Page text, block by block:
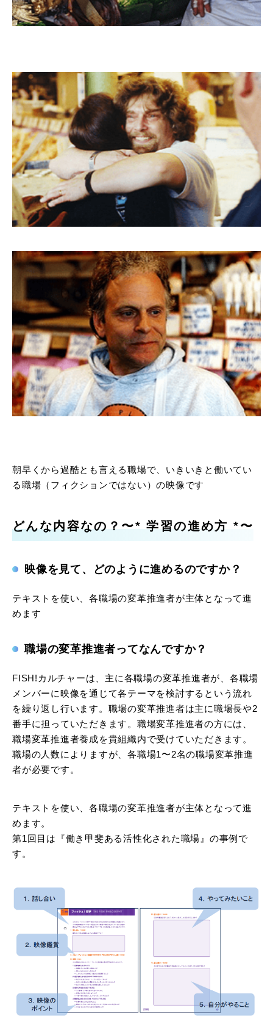
朝早くから過酷とも言える職場で、いきいきと働いてい
る職場（フィクションではない）の映像です
どんな内容なの？〜* 学習の進め方 *〜
映像を見て、どのように進めるのですか？
テキストを使い、各職場の変革推進者が主体となって進
めます
職場の変革推進者ってなんですか？
FISH!カルチャーは、主に各職場の変革推進者が、各職場
メンバーに映像を通じて各テーマを検討するという流れ
を繰り返し行います。職場の変革推進者は主に職場長や2
番手に担っていただきます。職場変革推進者の方には、
職場変革推進者養成を貴組織内で受けていただきます。
職場の人数によりますが、各職場1〜2名の職場変革推進
者が必要です。
テキストを使い、各職場の変革推進者が主体となって進
めます。
第1回目は『働き甲斐ある活性化された職場』の事例で
す。